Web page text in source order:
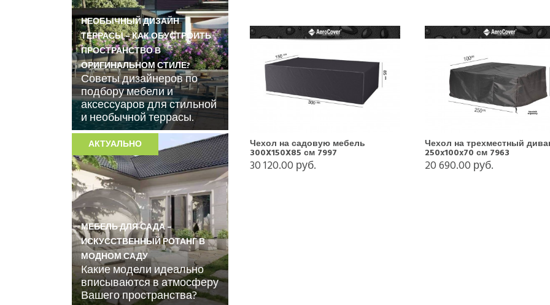
НЕОБЫЧНЫЙ ДИЗАЙН
ТЕРРАСЫ – КАК ОБУСТРОИТЬ
ПРОСТРАНСТВО В
ОРИГИНАЛЬНОМ СТИЛЕ?
Советы дизайнеров по
подбору мебели и
аксессуаров для стильной
и необычной террасы.
АКТУАЛЬНО
МЕБЕЛЬ ДЛЯ САДА –
ИСКУССТВЕННЫЙ РОТАНГ В
МОДНОМ САДУ
Какие модели идеально
вписываются в атмосферу
Вашего пространства?
Чехол на садовую мебель
300X150X85 см 7997
30 120.00 руб.
Чехол на трехместный
250x100x70 см 7963
20 690.00 руб.